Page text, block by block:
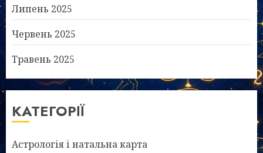
Липень 2025
Червень 2025
Травень 2025
КАТЕГОРІЇ
Астрологія і натальна карта